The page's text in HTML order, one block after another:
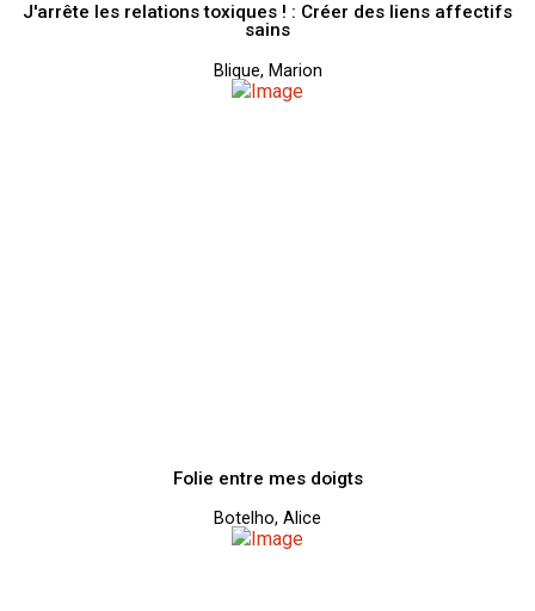
J'arrête les relations toxiques ! : Créer des liens affectifs
sains
Blique, Marion
Folie entre mes doigts
Botelho, Alice